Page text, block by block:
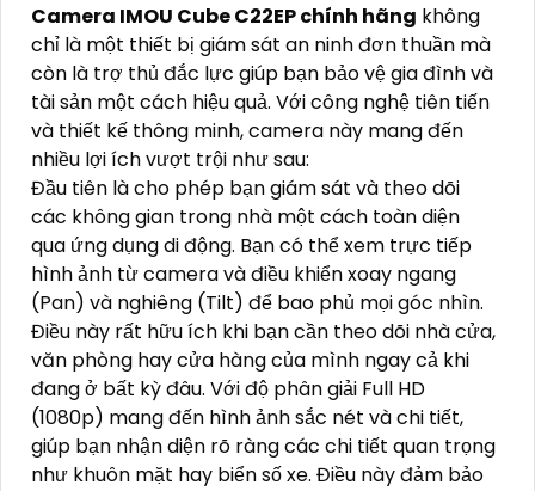
Camera IMOU Cube C22EP chính hãng không
chỉ là một thiết bị giám sát an ninh đơn thuần mà
còn là trợ thủ đắc lực giúp bạn bảo vệ gia đình và
tài sản một cách hiệu quả. Với công nghệ tiên tiến
và thiết kế thông minh, camera này mang đến
nhiều lợi ích vượt trội như sau:
Đầu tiên là cho phép bạn giám sát và theo dõi
các không gian trong nhà một cách toàn diện
qua ứng dụng di động. Bạn có thể xem trực tiếp
hình ảnh từ camera và điều khiển xoay ngang
(Pan) và nghiêng (Tilt) để bao phủ mọi góc nhìn.
Điều này rất hữu ích khi bạn cần theo dõi nhà cửa,
văn phòng hay cửa hàng của mình ngay cả khi
đang ở bất kỳ đâu. Với độ phân giải Full HD
(1080p) mang đến hình ảnh sắc nét và chi tiết,
giúp bạn nhận diện rõ ràng các chi tiết quan trọng
như khuôn mặt hay biển số xe. Điều này đảm bảo